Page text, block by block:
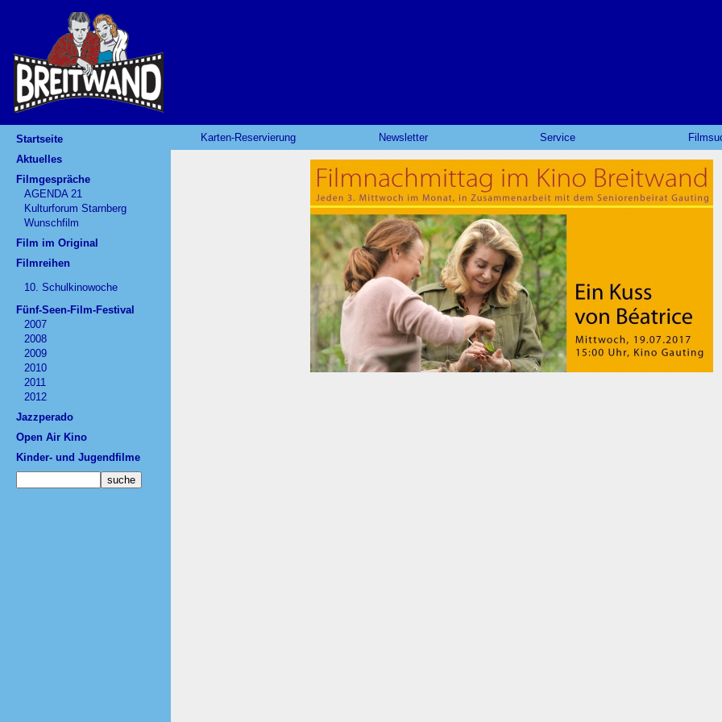
Startseite
Aktuelles
Filmgespräche
AGENDA 21
Kulturforum Starnberg
Wunschfilm
Film im Original
Filmreihen
10. Schulkinowoche
Fünf-Seen-Film-Festival
2007
2008
2009
2010
2011
2012
Jazzperado
Open Air Kino
Kinder- und Jugendfilme
Karten-Reservierung Newsletter Service